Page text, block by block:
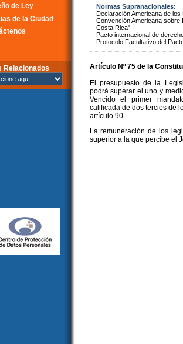
de Ley
de la Ciudad
Relacionados
Normas Supranacionales:
Declaración Americana de
Convención Americana
Costa Rica"
Pacto internacional de
Protocolo Facultativo del
Artículo Nº 75 de la
El presupuesto de la
podrá superar el uno y
Vencido el primer
calificada de dos tercios de
artículo 90.
La remuneración de los
superior a la que percibe el